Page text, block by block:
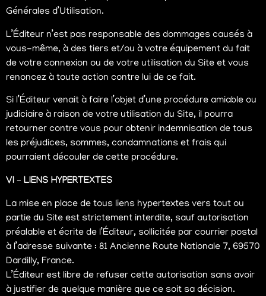
Générales d’Utilisation.
L’Éditeur n’est pas responsable des dommages causés à
vous-même, à des tiers et/ou à votre équipement du fait
de votre connexion ou de votre utilisation du Site et vous
renoncez à toute action contre lui de ce fait.
Si l’Éditeur venait à faire l’objet d’une procédure amiable ou
judiciaire à raison de votre utilisation du Site, il pourra
retourner contre vous pour obtenir indemnisation de tous
les préjudices, sommes, condamnations et frais qui
pourraient découler de cette procédure.
VI – LIENS HYPERTEXTES
La mise en place de tous liens hypertextes vers tout ou
partie du Site est strictement interdite, sauf autorisation
préalable et écrite de l’Éditeur, sollicitée par courrier postal
à l’adresse suivante : 81 Ancienne Route Nationale 7, 69570
Dardilly, France.
L’Éditeur est libre de refuser cette autorisation sans avoir
à justifier de quelque manière que ce soit sa décision.